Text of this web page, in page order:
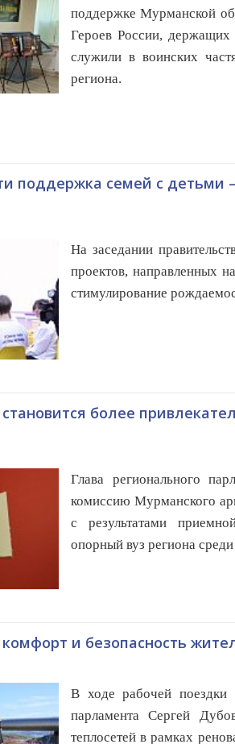
поддержке Мурманской
Героев России,
служили в воинских
региона.
поддержка семей с детьми
На заседании
проектов, направленных
стимулирование
более
Глава регионального
комиссию Мурманского
с результатами
опорный вуз региона
и безопасность
В ходе рабочей поездки
парламента Сергей
теплосетей в рамках